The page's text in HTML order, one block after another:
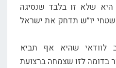
היא שלא זו בלבד שנסיגה
יו”ש תדחק את ישראל
לוודאי שהיא אף תביא
בדומה לזו שצמחה ברצועת